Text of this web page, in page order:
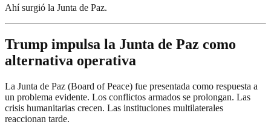
Ahí surgió la Junta de Paz.
Trump impulsa la Junta de Paz como
alternativa operativa
La Junta de Paz (Board of Peace) fue presentada como respuesta a
un problema evidente. Los conflictos armados se prolongan. Las
crisis humanitarias crecen. Las instituciones multilaterales
reaccionan tarde.